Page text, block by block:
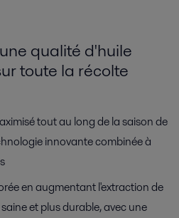
qualité d'huile
toute la récolte
tout au long de la saison de
innovante combinée à
en augmentant l'extraction de
et plus durable, avec une